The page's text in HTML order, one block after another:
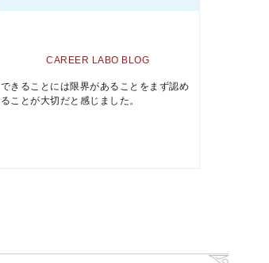
CAREER LABO BLOG
できることには限界があることをまず認め
ることが大切だと感じました。